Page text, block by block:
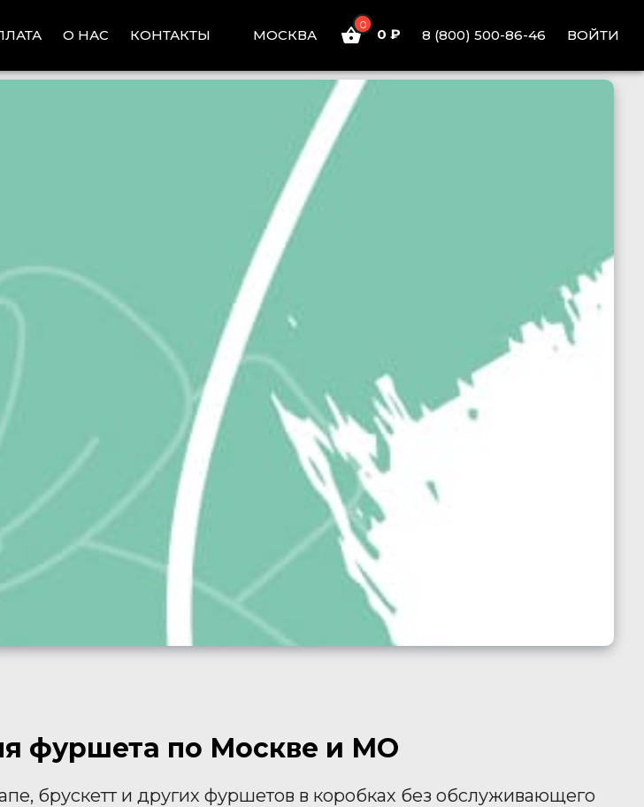
О НАС КОНТАКТЫ МОСКВА
0
0 ₽ 8 (800) 500-86-46 ВОЙТИ
фуршета по Москве и МО
брускетт и других фуршетов в коробках без обслуживающего